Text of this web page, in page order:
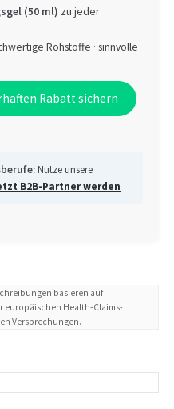
(50 ml) zu jeder
Rohstoffe · sinnvolle
Rabatt sichern
Nutze unsere
B2B-Partner werden
basieren auf
europäischen Health-Claims-
Versprechungen.